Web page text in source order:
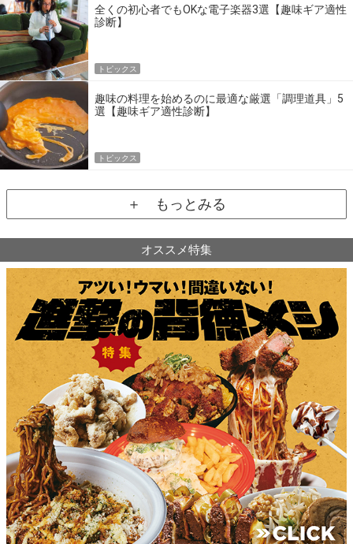
全くの初心者でもOKな電子楽器3選【趣味ギア適性
診断】
トピックス
趣味の料理を始めるのに最適な厳選「調理道具」5
選【趣味ギア適性診断】
トピックス
＋ もっとみる
オススメ特集